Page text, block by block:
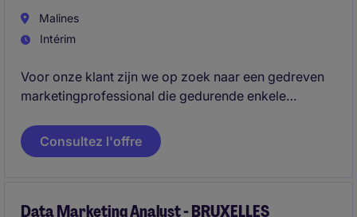
Malines
Intérim
Voor onze klant zijn we op zoek naar een gedreven
marketingprofessional die gedurende enkele
consumentenmerk. In deze veelzijdige functie
combineer je innovatie, communicatie, activatie en
Consultez l'offre
Data Marketing Analyst - BRUXELLES